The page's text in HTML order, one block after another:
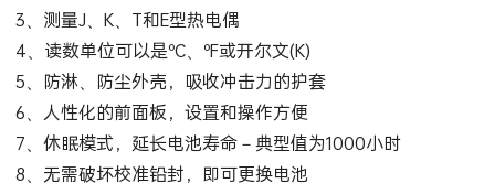
体准确度
3、测量J、K、T和E型热电偶
4、读数单位可以是ºC、ºF或开尔文(K)
5、防淋、防尘外壳，吸收冲击力的护套
6、人性化的前面板，设置和操作方便
7、休眠模式，延长电池寿命－典型值为1000小时